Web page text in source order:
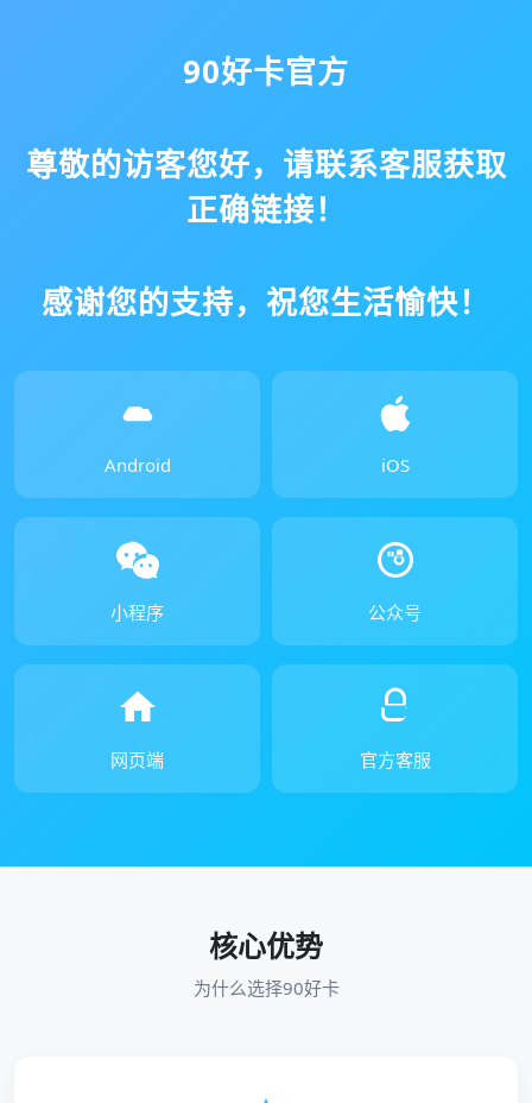
90好卡官方
尊敬的访客您好，请联系客服获取
正确链接！
感谢您的支持，祝您生活愉快！
Android iOS
小程序 公众号
网页端 官方客服
核心优势
为什么选择90好卡